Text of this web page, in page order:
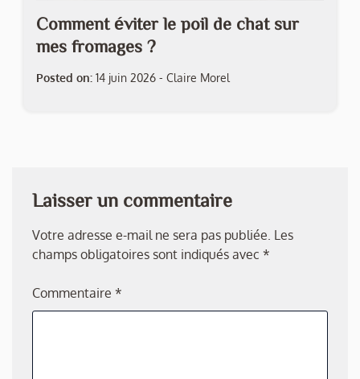
Comment éviter le poil de chat sur
mes fromages ?
Posted on: 14 juin 2026 - Claire Morel
Laisser un commentaire
Votre adresse e-mail ne sera pas publiée. Les
champs obligatoires sont indiqués avec *
Commentaire *